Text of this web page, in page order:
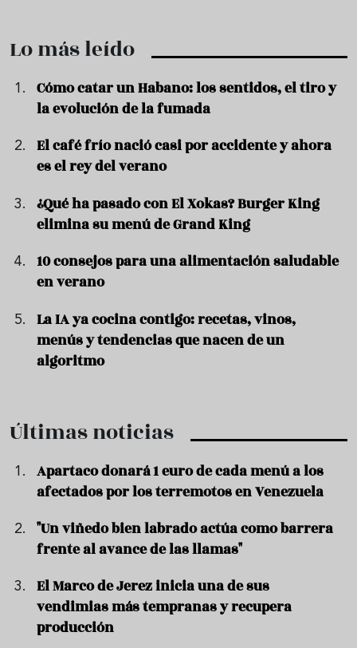
Lo más leído
Cómo catar un Habano: los sentidos, el tiro y
la evolución de la fumada
El café frío nació casi por accidente y ahora
es el rey del verano
¿Qué ha pasado con El Xokas? Burger King
elimina su menú de Grand King
10 consejos para una alimentación saludable
en verano
La IA ya cocina contigo: recetas, vinos,
menús y tendencias que nacen de un
algoritmo
Últimas noticias
Apartaco donará 1 euro de cada menú a los
afectados por los terremotos en Venezuela
"Un viñedo bien labrado actúa como barrera
frente al avance de las llamas"
El Marco de Jerez inicia una de sus
vendimias más tempranas y recupera
producción